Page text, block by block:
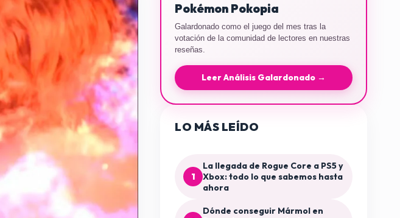
Pokémon Pokopia
Galardonado como el juego del mes tras la
votación de la comunidad de lectores en nuestras
reseñas.
Leer Análisis Galardonado →
LO MÁS LEÍDO
1
La llegada de Rogue Core a PS5 y
Xbox: todo lo que sabemos hasta
ahora
Dónde conseguir Mármol en